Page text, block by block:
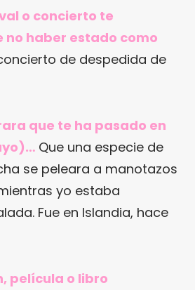
o concierto te
no haber estado como
de despedida de
que te ha pasado en
Que una especie de
se peleara a manotazos
yo estaba
Fue en Islandia, hace
película o libro